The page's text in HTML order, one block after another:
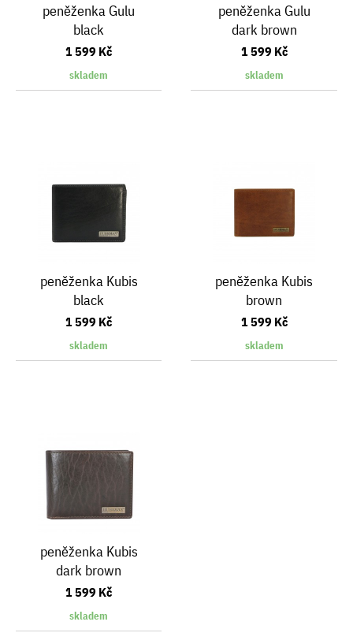
peněženka Gulu
black
1 599 Kč
skladem
peněženka Gulu
dark brown
1 599 Kč
skladem
peněženka Kubis
black
1 599 Kč
skladem
peněženka Kubis
brown
1 599 Kč
skladem
peněženka Kubis
dark brown
1 599 Kč
skladem